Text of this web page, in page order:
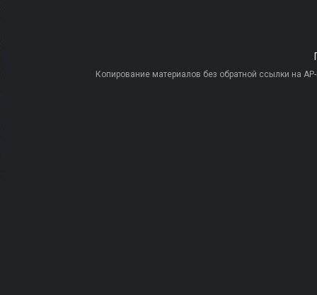
Копирование материалов без обратной ссылки на